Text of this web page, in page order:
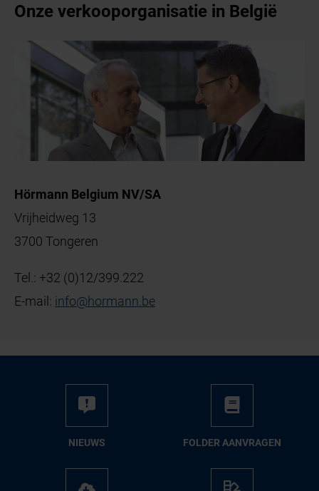
Onze verkooporganisatie in België
Hörmann Belgium NV/SA
Vrijheidweg 13
3700 Tongeren
Tel.: +32 (0)12/399.222
E-mail: info@hormann.be
NIEUWS FOL­DER AAN­VRA­GEN